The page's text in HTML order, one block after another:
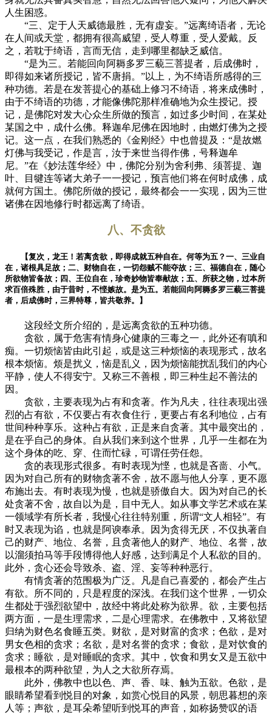
人生困惑。
“三、定于人天威德最胜，无有虚妄。”远离绮语者，无论
在人间或天堂，都拥有很高威望，受人尊重，受人爱戴。反
之，若耽于绮语，言而无信，走到哪里都缺乏威信。
“是为三。若能回向阿耨多罗三藐三菩提者，后成佛时，
即得如来诸所授记，皆不唐捐。”以上，为不绮语所感得的三
种功德。若是在发菩提心的基础上修习不绮语，将来成佛时，
由于不绮语的功德，才能像佛陀那样准确地为众生授记。授
记，是佛陀对发大心众生所做的预言，如过多少时间，在某处
某国之中，成什么佛。释迦牟尼佛在因地时，由燃灯佛为之授
记。这一点，在我们熟悉的《金刚经》中也曾提及：“是故燃
灯佛与我受记，作是言，汝于来世当得作佛，号释迦牟
尼。”在《妙法莲华经》中，佛陀分别为舍利弗、须菩提、迦
叶、目犍连等诸大弟子一一授记，预言他们将在何时成佛，成
就何方国土。佛陀所做的授记，最终都会一一实现，因为三世
诸佛在因地修行时都远离了绮语。
八、不贪欲
【复次，龙王！若离贪欲，即得成就五种自在。何等为五？一、三业自
在，诸根具足故；二、财物自在，一切怨贼不能夺故；三、福德自在，随心
所欲物皆备故；四、王位自在，珍奇妙物皆奉献故；五、所获之物，过本所
求百倍殊胜，由于昔时，不悭嫉故。是为五。若能回向阿耨多罗三藐三菩提
者，后成佛时，三界特尊，皆共敬养。】
这段经文所介绍的，是远离贪欲的五种功德。
贪欲，属于危害有情身心健康的三毒之一，此外还有嗔和
痴。一切烦恼皆由此引起，或是这三种烦恼的表现形式，故名
根本烦恼。烦是扰义，恼是乱义，因为烦恼能扰乱我们的内心
平静，使人不得安宁。又称三不善根，即三种生起不善法的
因。
贪欲，主要表现为占有和贪著。作为凡夫，往往表现出强
烈的占有欲，不仅要占有衣食住行，更要占有名利地位，占有
世间种种享乐。这种占有欲，正是来自贪著。其中最突出的，
是在乎自己的身体。自从我们来到这个世界，几乎一生都在为
这个身体的吃、穿、住而忙碌，可谓任劳任怨。
贪的表现形式很多。有时表现为悭，也就是吝啬、小气。
因为对自己所有的财物贪著不舍，故不愿与他人分享，更不愿
布施出去。有时表现为慢，也就是骄傲自大。因为对自己的长
处贪著不舍，故自以为是，目中无人。如从事文学艺术或在某
一领域学有所长者，我慢心往往特别重，所谓“文人相轻”。有
时又表现为谄，也就是阿谀奉承。因为贪得无厌，不仅执著自
己的财产、地位、名誉，且贪著他人的财产、地位、名誉，故
以溜须拍马等手段博得他人好感，达到满足个人私欲的目的。
此外，贪心还会导致杀、盗、淫、妄等种种恶行。
有情贪著的范围极为广泛。凡是自己喜爱的，都会产生占
有欲。所不同的，只是程度的深浅。在我们这个世界，一切众
生都处于强烈欲望中，故经中将此处称为欲界。欲，主要包括
两方面，一是生理需求，二是心理需求。在佛教中，又将欲望
归纳为财色名食睡五类。财欲，是对财富的贪求；色欲，是对
男女色相的贪求；名欲，是对名誉的贪求；食欲，是对饮食的
贪求；睡欲，是对睡眠的贪求。其中，饮食和男女又是五欲中
最根本的两种欲望，为人之大欲所存焉。
此外，佛教中也以色、声、香、味、触为五欲。色欲，是
眼睛希望看到悦目的对象，如赏心悦目的风景，朝思暮想的亲
人等；声欲，是耳朵希望听到悦耳的声音，如称扬赞叹的语